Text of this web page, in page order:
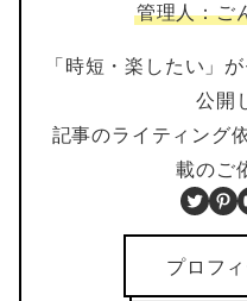
管理人：ご
「時短・楽したい」
公開
記事のライティング
載のご
Twitter
プロフ